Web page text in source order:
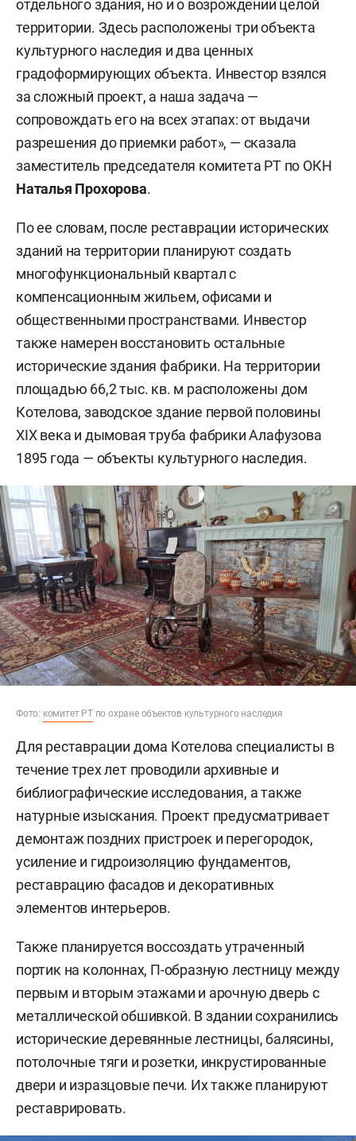
отдельного здания, но и о возрождении целой
территории. Здесь расположены три объекта
культурного наследия и два ценных
градоформирующих объекта. Инвестор взялся
за сложный проект, а наша задача —
сопровождать его на всех этапах: от выдачи
разрешения до приемки работ», — сказала
заместитель председателя комитета РТ по ОКН
Наталья Прохорова.
По ее словам, после реставрации исторических
зданий на территории планируют создать
многофункциональный квартал с
компенсационным жильем, офисами и
общественными пространствами. Инвестор
также намерен восстановить остальные
исторические здания фабрики. На территории
площадью 66,2 тыс. кв. м расположены дом
Котелова, заводское здание первой половины
XIX века и дымовая труба фабрики Алафузова
1895 года — объекты культурного наследия.
Фото: комитет РТпо охране объектов культурного наследия
Для реставрации дома Котелова специалисты в
течение трех лет проводили архивные и
библиографические исследования, а также
натурные изыскания. Проект предусматривает
демонтаж поздних пристроек и перегородок,
усиление и гидроизоляцию фундаментов,
реставрацию фасадов и декоративных
элементов интерьеров.
Также планируется воссоздать утраченный
портик на колоннах, П-образную лестницу между
первым и вторым этажами и арочную дверь с
металлической обшивкой. В здании сохранились
исторические деревянные лестницы, балясины,
потолочные тяги и розетки, инкрустированные
двери и изразцовые печи. Их также планируют
реставрировать.